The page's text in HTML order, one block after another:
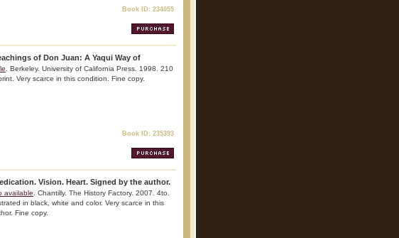
Book ID: 234055
of Don Juan: A Yaqui Way of
. Berkeley. University of California Press. 1998. 210
Very scarce in this condition. Fine copy.
Book ID: 235393
Vision. Heart. Signed by the author.
available . Chantilly. The History Factory. 2007. 4to.
in black, white and color. Very scarce in this
Fine copy.